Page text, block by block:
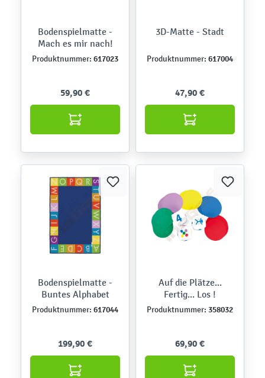
Bodenspielmatte -
Mach es mir nach!
Produktnummer: 617023
59,90 €
3D-Matte - Stadt
Produktnummer: 617004
47,90 €
Bodenspielmatte -
Buntes Alphabet
Produktnummer: 617044
199,90 €
Auf die Plätze...
Fertig... Los !
Produktnummer: 358032
69,90 €